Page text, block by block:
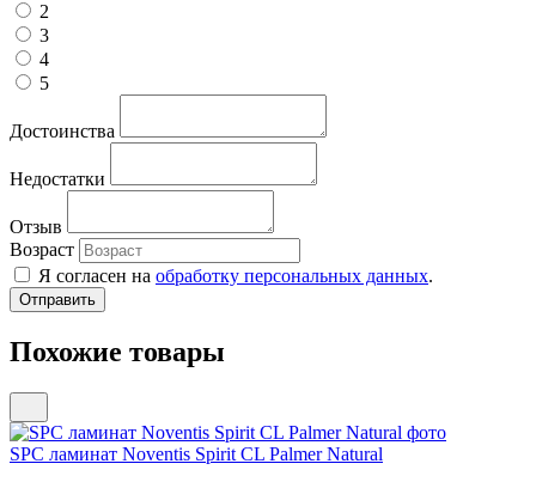
2
3
4
5
Достоинства
Недостатки
Отзыв
Возраст
Я согласен на обработку персональных данных.
Похожие товары
SPC ламинат Noventis Spirit CL Palmer Natural